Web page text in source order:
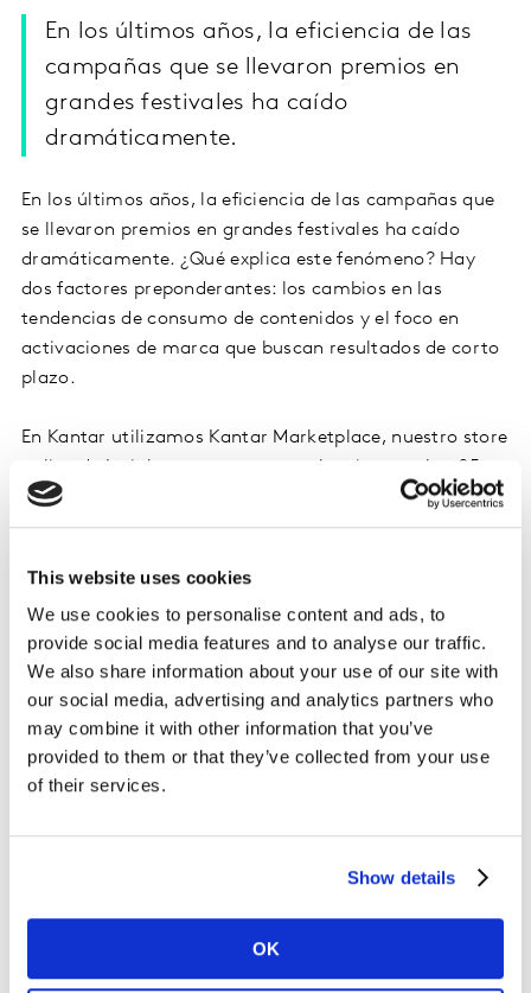
This website uses cookies
We use cookies to personalise content and ads, to
provide social media features and to analyse our traffic.
We also share information about your use of our site with
our social media, advertising and analytics partners who
may combine it with other information that you’ve
provided to them or that they’ve collected from your use
of their services.
Show details
OK
En los últimos años, la eficiencia de las
campañas que se llevaron premios en
grandes festivales ha caído
dramáticamente.
En los últimos años, la eficiencia de las campañas que
se llevaron premios en grandes festivales ha caído
dramáticamente. ¿Qué explica este fenómeno? Hay
dos factores preponderantes: los cambios en las
tendencias de consumo de contenidos y el foco en
activaciones de marca que buscan resultados de corto
plazo.
En Kantar utilizamos Kantar Marketplace, nuestro store
online de Insights, para correr evaluaciones sobre 25
campañas que fueron premiadas en el último festival
de Cannes. Esos hallazgos los comparamos con
200,000 campañas evaluadas.
Los resultados fueron sorprendentes: sólo 6 de esos 25
comerciales ganadores se ubicaban dentro del 30% de
comerciales más efectivos en la contribución al Brand
Power. Dicho de otra forma, el 75% de las piezas
ganadores no estaban haciendo lo suficiente para que
los consumidores tuvieran mayor predisposición a
de las marcas? De acuerdo con nuestros análisis, la
y que llaman la atención de la audiencia. Es más, tiene
elementos creativos fuertes que despiertan emociones